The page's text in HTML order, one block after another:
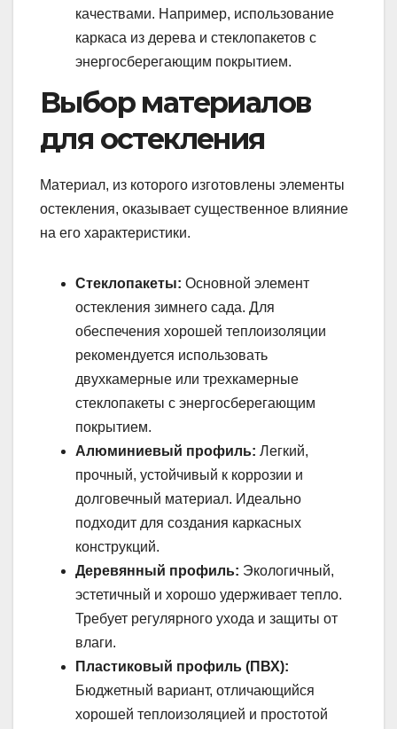
качествами. Например, использование
каркаса из дерева и стеклопакетов с
энергосберегающим покрытием.
Выбор материалов
для остекления
Материал, из которого изготовлены элементы
остекления, оказывает существенное влияние
на его характеристики.
Стеклопакеты: Основной элемент
остекления зимнего сада. Для
обеспечения хорошей теплоизоляции
рекомендуется использовать
двухкамерные или трехкамерные
стеклопакеты с энергосберегающим
покрытием.
Алюминиевый профиль: Легкий,
прочный, устойчивый к коррозии и
долговечный материал. Идеально
подходит для создания каркасных
конструкций.
Деревянный профиль: Экологичный,
эстетичный и хорошо удерживает тепло.
Требует регулярного ухода и защиты от
влаги.
Пластиковый профиль (ПВХ):
Бюджетный вариант, отличающийся
хорошей теплоизоляцией и простотой